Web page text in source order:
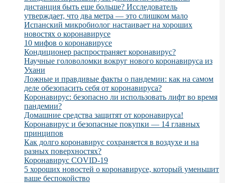
дистанция быть еще больше? Исследователь
утверждает, что два метра — это слишком мало
Испанский микробиолог настаивает на хороших
новостях о коронавирусе
10 мифов о коронавирусе
Кондиционер распространяет коронавирус?
Научные головоломки вокруг нового коронавируса из
Ухани
Ложные и правдивые факты о пандемии: как на самом
деле обезопасить себя от коронавируса?
Коронавирус: безопасно ли использовать лифт во время
пандемии?
Домашние средства защитят от коронавируса!
Коронавирус и безопасные покупки — 14 главных
принципов
Как долго коронавирус сохраняется в воздухе и на
разных поверхностях?
Коронавирус COVID-19
5 хороших новостей о коронавирусе, который уменьшит
ваше беспокойство